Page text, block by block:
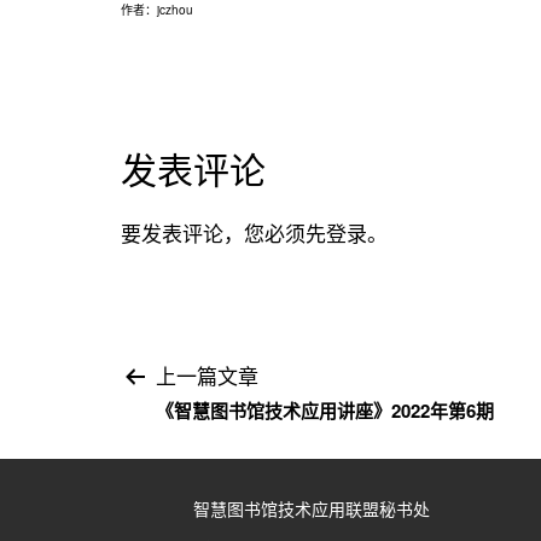
作者： jczhou
发表评论
要发表评论，您必须先登录。
文
导
上一篇文章
《智慧图书馆技术应用讲座》2022年第6期
智慧图书馆技术应用联盟秘书处